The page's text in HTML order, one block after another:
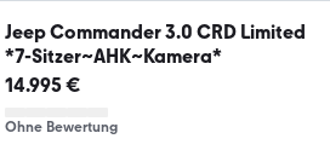
Jeep Commander 3.0 CRD Limited
*7-Sitzer~AHK~Kamera*
14.995 €
Ohne Bewertung